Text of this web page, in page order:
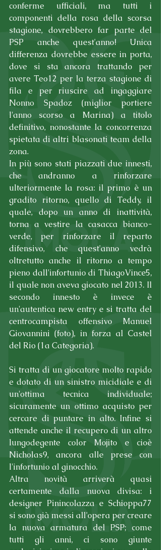
conferme ufficiali, ma tutti i
componenti della rosa della scorsa
stagione, dovrebbero far parte del
PSP anche quest'anno! Unica
differenza dovrebbe essere in porta,
dove si sta ancora trattando per
avere Teo12 per la terza stagione di
fila e per riuscire ad ingaggiare
Nonno Spadoz (miglior portiere
l'anno scorso a Marina) a titolo
definitivo, nonostante la concorrenza
spietata di altri blasonati team della
zona.
In più sono stati piazzati due innesti,
che andranno a rinforzare
ulteriormente la rosa: il primo è un
gradito ritorno, quello di Teddy, il
quale, dopo un anno di inattività,
torna a vestire la casacca bianco-
verde, per rinforzare il reparto
difensivo, che quest'anno vedrà
oltretutto anche il ritorno a tempo
pieno dall'infortunio di ThiagoVince5,
il quale non aveva giocato nel 2013. Il
secondo innesto è invece è
un'autentica new entry e si tratta del
centrocampista offensivo Manuel
Giovannini (foto), in forza al Castel
del Rio (1a Categoria).
Si tratta di un giocatore molto rapido
e dotato di un sinistro micidiale e di
un'ottima tecnica individuale;
sicuramente un ottimo acquisto per
cercare di puntare in alto. Infine si
attende anche il recupero di un altro
lungodegente color Mojito e cioè
Nicholas9, ancora alle prese con
l'infortunio al ginocchio.
Altra novità arriverà quasi
certamente dalla nuova divisa: i
designer Pinincolazza e Schioppa77
si sono già messi all'opera per creare
la nuova armatura del PSP; come
tutti gli anni, ci sono giunte